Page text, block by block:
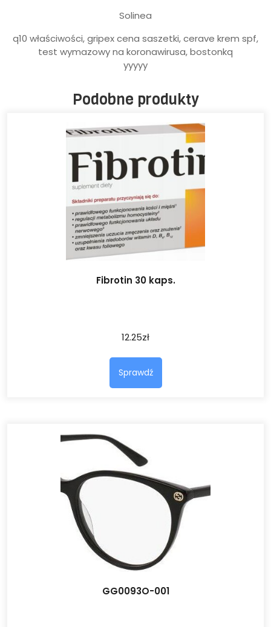
Solinea
q10 właściwości, gripex cena saszetki, cerave krem spf,
test wymazowy na koronawirusa, bostonkq
yyyyy
Podobne produkty
Fibrotin 30 kaps.
12.25zł
Sprawdź
GG0093O-001